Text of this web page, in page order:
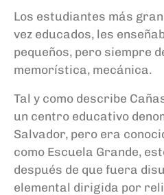
Los estudiantes más
vez educados, les
pequeños, pero siempre
memorística, mecánica.
Tal y como describe
un centro educativo
Salvador, pero era
como Escuela Grande,
después de que fuera
elemental dirigida por